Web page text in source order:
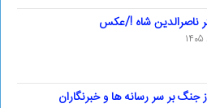
ناصرالدین شاه !/عکس
جنگ بر سر رسانه ها و خبرنگاران